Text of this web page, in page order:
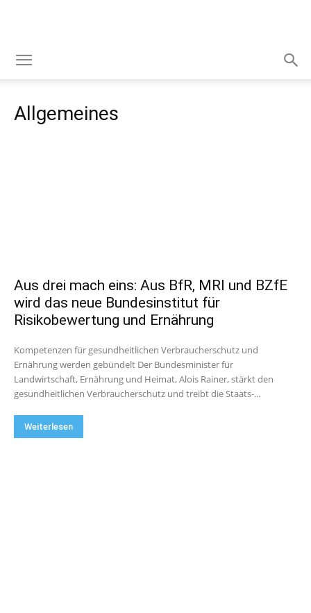
Allgemeines
Aus drei mach eins: Aus BfR, MRI und BZfE
wird das neue Bundesinstitut für
Risikobewertung und Ernährung
Kompetenzen für gesundheitlichen Verbraucherschutz und
Ernährung werden gebündelt Der Bundesminister für
Landwirtschaft, Ernährung und Heimat, Alois Rainer, stärkt den
gesundheitlichen Verbraucherschutz und treibt die Staats-...
Weiterlesen